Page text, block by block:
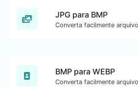
JPG para BMP
BMP para WEBP